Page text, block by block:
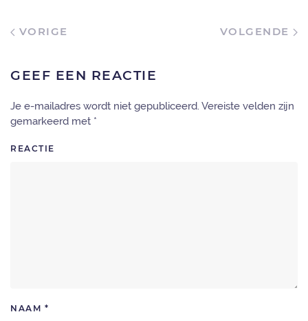
VORIGE VOLGENDE
GEEF EEN REACTIE
Je e-mailadres wordt niet gepubliceerd. Vereiste velden zijn
gemarkeerd met *
REACTIE
NAAM *